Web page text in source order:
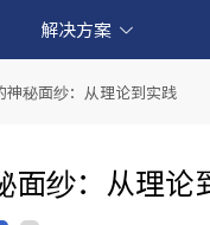
解决方案
量子教育解决方案
金融科技解决方案
生物医药解决方案
人工智能解决方案
神秘面纱：从理论到实践
面纱：从理论